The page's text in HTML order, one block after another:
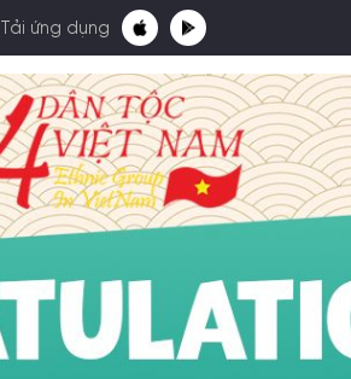
Tải ứng dụng